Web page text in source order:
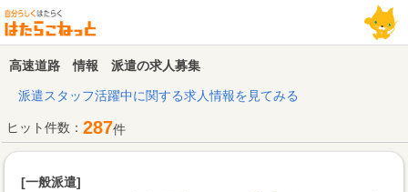
高速道路 情報 派遣の求人募集
派遣スタッフ活躍中に関する求人情報を見てみる
ヒット件数： 287件
[一般派遣]